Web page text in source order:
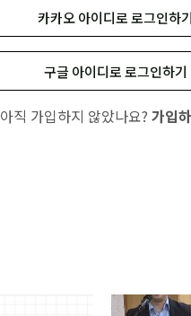
카카오 아이디로 로그인하기
구글 아이디로 로그인하기
아직 가입하지 않았나요? 가입